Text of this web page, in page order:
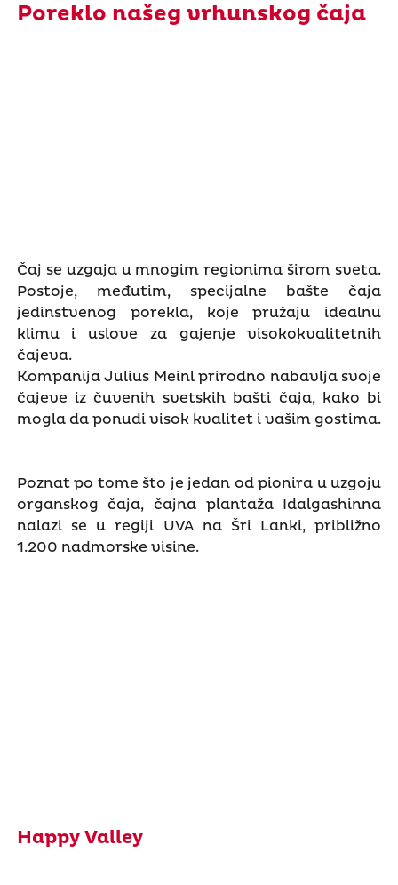
Čaj se uzgaja u mnogim regionima širom sveta.
Postoje, međutim, specijalne bašte čaja
jedinstvenog porekla, koje pružaju idealnu
klimu i uslove za gajenje visokokvalitetnih
čajeva.
Kompanija Julius Meinl prirodno nabavlja svoje
čajeve iz čuvenih svetskih bašti čaja, kako bi
mogla da ponudi visok kvalitet i vašim gostima.
Poznat po tome što je jedan od pionira u uzgoju
organskog čaja, čajna plantaža Idalgashinna
nalazi se u regiji UVA na Šri Lanki, približno
1.200 nadmorske visine.
Poreklo našeg vrhunskog čaja
Happy Valley